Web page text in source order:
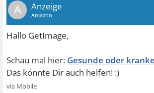
A
Gesunde oder